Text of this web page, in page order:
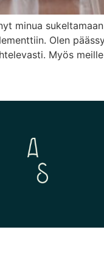
minua
Olen
Myös